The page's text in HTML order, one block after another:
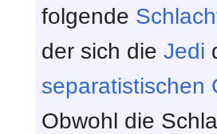
folgende
der sich die Jedi
separatistischen
Obwohl die